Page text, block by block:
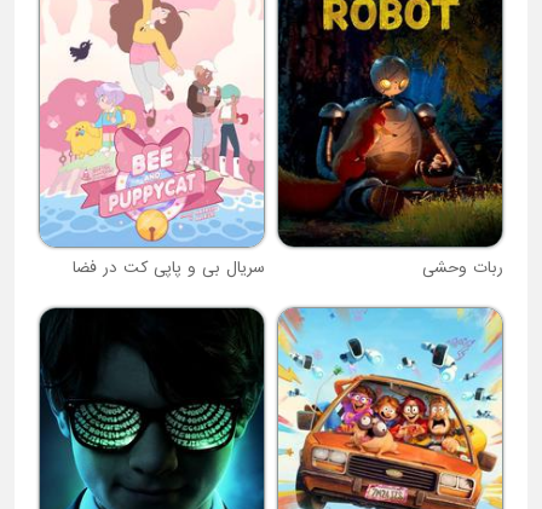
ربات وحشی سریال بی و پاپی کت در فضا